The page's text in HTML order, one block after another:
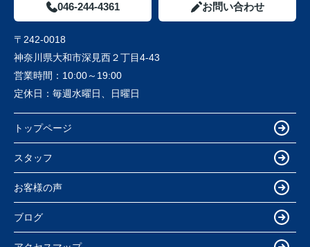
046-244-4361 お問い合わせ
〒242-0018
神奈川県大和市深見西２丁目4-43
営業時間： 10:00～19:00
定休日： 毎週水曜日、日曜日
トップページ
スタッフ
お客様の声
ブログ